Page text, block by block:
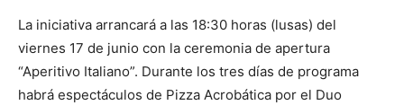
La iniciativa arrancará a las 18:30 horas (lusas) del
viernes 17 de junio con la ceremonia de apertura
“Aperitivo Italiano”. Durante los tres días de programa
habrá espectáculos de Pizza Acrobática por el Duo